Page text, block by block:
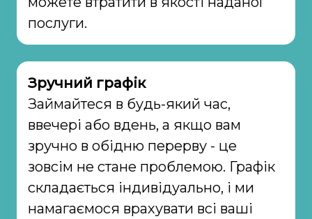
послуги.
Зручний графік
Займайтеся в будь-який час,
ввечері або вдень, а якщо вам
зручно в обідню перерву - це
зовсім не стане проблемою. Графік
складається індивідуально, і ми
намагаємося врахувати всі ваші